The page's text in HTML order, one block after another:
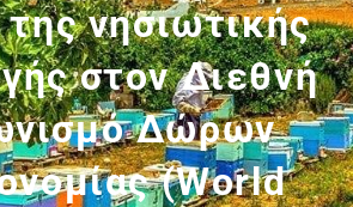
νησιωτικής
στον Διεθνή
Δώρων
(World